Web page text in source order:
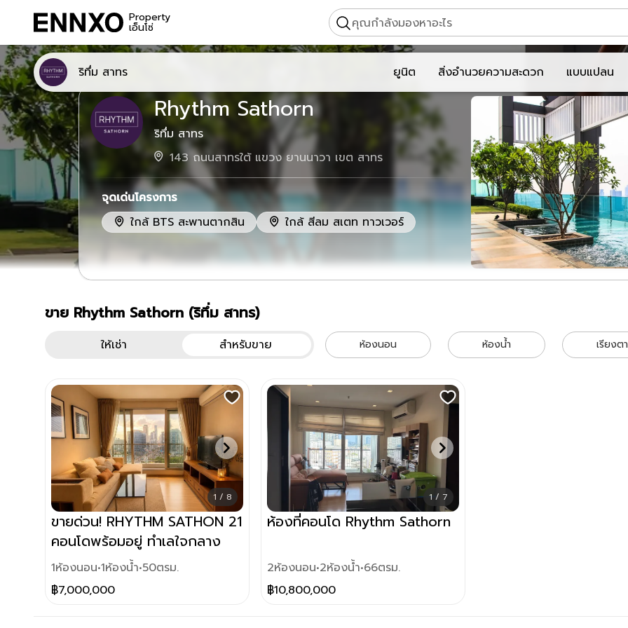
Property
เอ็นโซ่ คุณกำลังมองหาอะไร
ริทึ่ม สาทร ยูนิต สิ่งอำนวยความสะดวก แบบแปลน
Rhythm Sathorn
ริทึ่ม สาทร
143 ถนนสาทรใต้ แขวง ยานนาวา เขต สาทร
จุดเด่นโครงการ
ใกล้ BTS สะพานตากสิน ใกล้ สีลม สเตท ทาวเวอร์
ขาย Rhythm Sathorn (ริทึ่ม สาทร)
ยูนิตโครงการทั้งหมด
ให้เช่าคอนโด Rhythm Sathorn (ริทึ่ม สาทร)
สำหรับขายคอนโด Rhythm Sathorn (ริทึ่ม สาทร)
ห้องนอน ห้องน้ำ เรียงต
1 / 8
ขายด่วน! RHYTHM SATHON 21
คอนโดพร้อมอยู่ ทำเลใจกลาง
สาทร ใกล้ BTS เดินทางสะดวก
1ห้องนอน•1ห้องน้ำ•50ตรม.
฿7,000,000
1 / 7
ห้องที่คอนโด Rhythm Sathorn
2ห้องนอน•2ห้องน้ำ•66ตรม.
฿10,800,000